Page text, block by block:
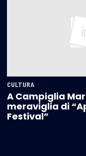
CULTURA
A Campiglia
meraviglia di
Festival”